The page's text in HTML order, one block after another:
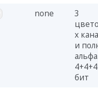
none
3
х
и
бит